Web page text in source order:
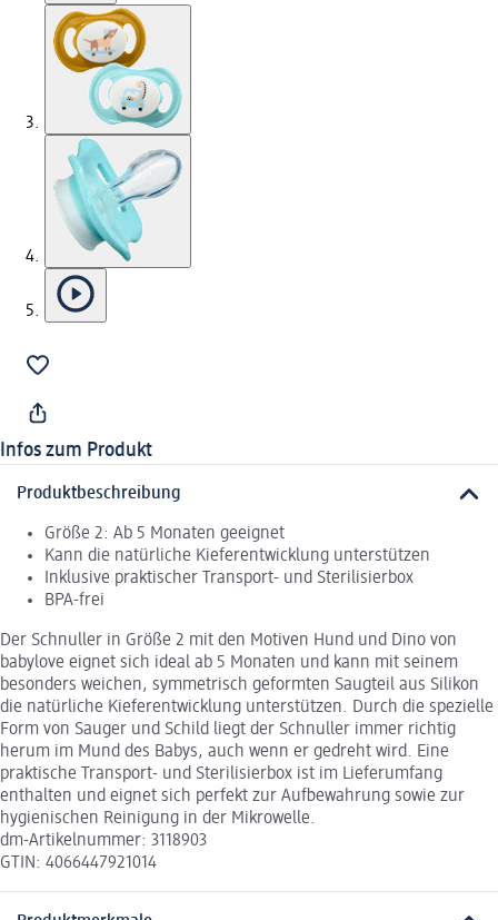
Infos zum Produkt
Produktbeschreibung
Größe 2: Ab 5 Monaten geeignet
Kann die natürliche Kieferentwicklung unterstützen
Inklusive praktischer Transport- und Sterilisierbox
BPA-frei
Der Schnuller in Größe 2 mit den Motiven Hund und Dino von
babylove eignet sich ideal ab 5 Monaten und kann mit seinem
besonders weichen, symmetrisch geformten Saugteil aus Silikon
die natürliche Kieferentwicklung unterstützen. Durch die spezielle
Form von Sauger und Schild liegt der Schnuller immer richtig
herum im Mund des Babys, auch wenn er gedreht wird. Eine
praktische Transport- und Sterilisierbox ist im Lieferumfang
enthalten und eignet sich perfekt zur Aufbewahrung sowie zur
hygienischen Reinigung in der Mikrowelle.
dm-Artikelnummer: 3118903
GTIN: 4066447921014